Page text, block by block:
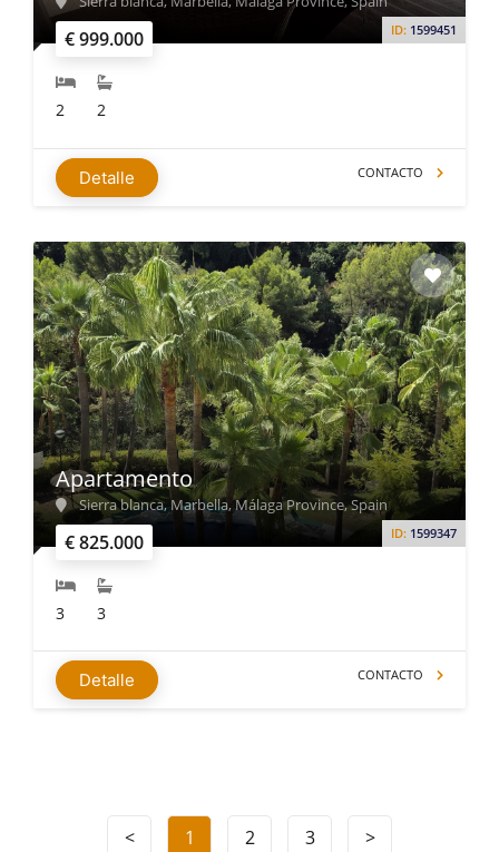
€ 999.000 ID: 1599451
2 2
Detalle CONTACTO
€ 825.000 ID: 1599347
Apartamento
Sierra blanca, Marbella, Málaga Province, Spain
3 3
Detalle CONTACTO
< 1 2 3 >